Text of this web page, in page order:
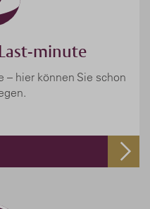
minute
– hier können Sie schon